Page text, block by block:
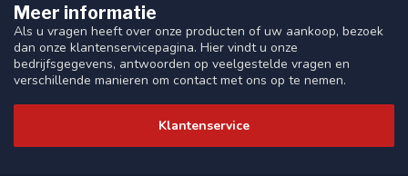
Meer informatie
Als u vragen heeft over onze producten of uw aankoop, bezoek
dan onze klantenservicepagina. Hier vindt u onze
bedrijfsgegevens, antwoorden op veelgestelde vragen en
verschillende manieren om contact met ons op te nemen.
Klantenservice